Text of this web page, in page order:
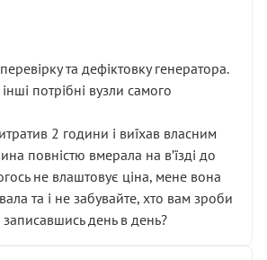
та дефіктовку генератора.
потрібні вузли самого
2 години і виїхав власним
повністю вмерала на вʼїзді до
не влаштовує ціна, мене вона
та і не забувайте, хто вам зроби
записавшись день в день?